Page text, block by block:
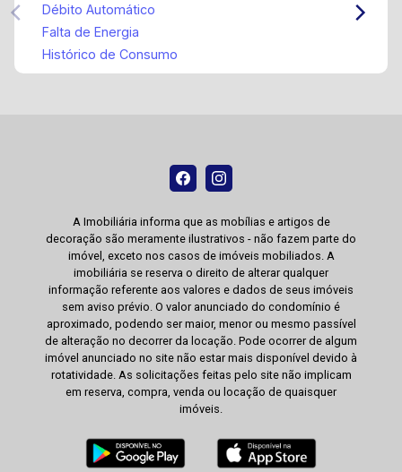
Débito Automático
Falta de Energia
Histórico de Consumo
A Imobiliária informa que as mobílias e artigos de
decoração são meramente ilustrativos - não fazem parte do
imóvel, exceto nos casos de imóveis mobiliados. A
imobiliária se reserva o direito de alterar qualquer
informação referente aos valores e dados de seus imóveis
sem aviso prévio. O valor anunciado do condomínio é
aproximado, podendo ser maior, menor ou mesmo passível
de alteração no decorrer da locação. Pode ocorrer de algum
imóvel anunciado no site não estar mais disponível devido à
rotatividade. As solicitações feitas pelo site não implicam
em reserva, compra, venda ou locação de quaisquer
imóveis.